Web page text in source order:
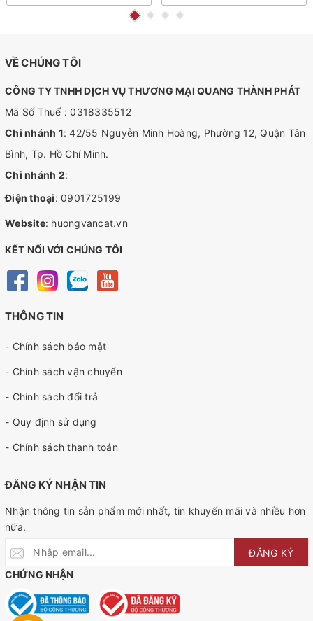
VỀ CHÚNG TÔI
CÔNG TY TNHH DỊCH VỤ THƯƠNG MẠI QUANG THÀNH PHÁT
Mã Số Thuế : 0318335512
Chi nhánh 1: 42/55 Nguyễn Minh Hoàng, Phường 12, Quận Tân
Bình, Tp. Hồ Chí Minh.
Chi nhánh 2:
Điện thoại: 0901725199
Website: huongvancat.vn
KẾT NỐI VỚI CHÚNG TÔI
THÔNG TIN
- Chính sách bảo mật
- Chính sách vận chuyển
- Chính sách đổi trả
- Quy định sử dụng
- Chính sách thanh toán
ĐĂNG KÝ NHẬN TIN
Nhận thông tin sản phẩm mới nhất, tin khuyến mãi và nhiều hơn
nữa.
ĐĂNG KÝ
CHỨNG NHẬN